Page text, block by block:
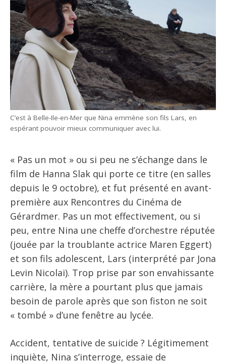
C’est à Belle-Ile-en-Mer que Nina emmène son fils Lars, en
espérant pouvoir mieux communiquer avec lui.
« Pas un mot » ou si peu ne s’échange dans le
film de Hanna Slak qui porte ce titre (en salles
depuis le 9 octobre), et fut présenté en avant-
première aux Rencontres du Cinéma de
Gérardmer. Pas un mot effectivement, ou si
peu, entre Nina une cheffe d’orchestre réputée
(jouée par la troublante actrice Maren Eggert)
et son fils adolescent, Lars (interprété par Jona
Levin Nicolai). Trop prise par son envahissante
carrière, la mère a pourtant plus que jamais
besoin de parole après que son fiston ne soit
« tombé » d’une fenêtre au lycée.
Accident, tentative de suicide ? Légitimement
inquiète, Nina s’interroge, essaie de